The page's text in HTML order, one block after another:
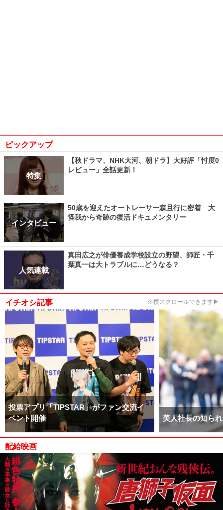
ピックアップ
特集
【秋ドラマ、NHK大河、朝ドラ】大好評「忖度0
レビュー」全話更新！
インタビュー
50歳を迎えたオートレーサー森且行に密着 大
怪我から奇跡の復活ドキュメンタリー
人気連載
真田広之が俳優養成学校設立の野望、師匠・千
葉真一は大トラブルに…どうなる？
イチオシ記事 ※横スクロールできます▶
投票アプリ「TIPSTAR」がファン交流イ
ベント開催
美人社長の知ら
配給映画